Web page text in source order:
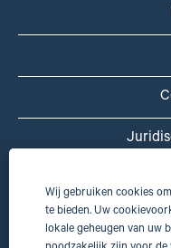
Wij gebruiken cookies
te bieden. Uw
lokale geheugen van uw